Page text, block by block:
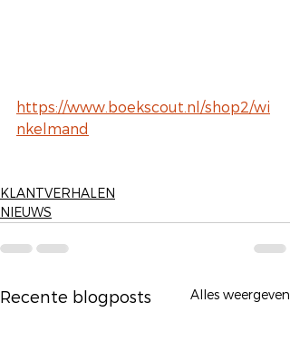
https://www.boekscout.nl/shop2/wi
nkelmand
KLANTVERHALEN
NIEUWS
Recente blogposts Alles weergeven